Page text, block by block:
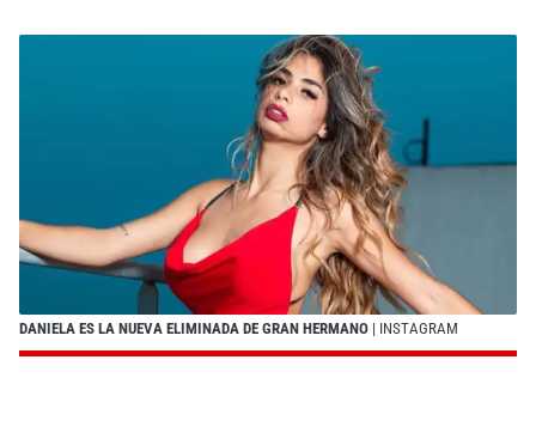
DANIELA ES LA NUEVA ELIMINADA DE GRAN HERMANO | INSTAGRAM